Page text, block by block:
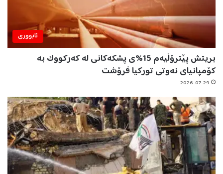
ئابووری
بریتش پێترۆڵیەم 15%ی پشکەکانی لە کەرکووک بە
کۆمپانیای نەوتی تورکیا فرۆشت
2026-07-29